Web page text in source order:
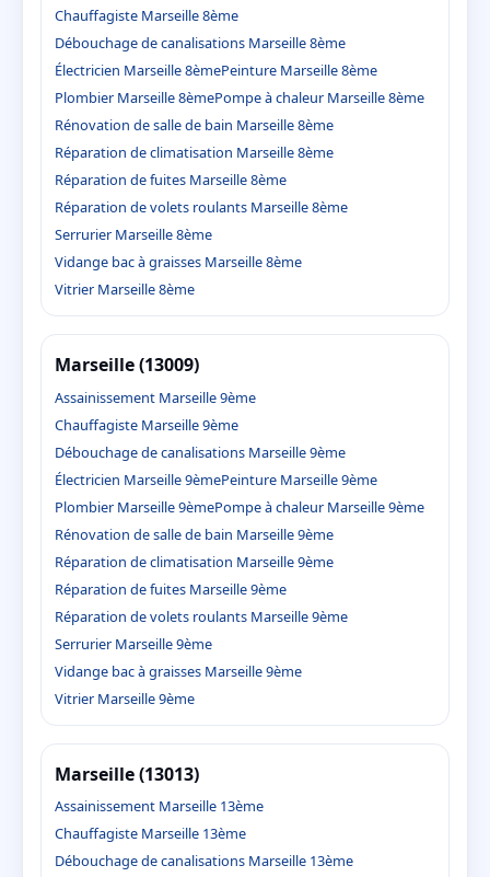
Chauffagiste Marseille 8ème
Débouchage de canalisations Marseille 8ème
Électricien Marseille 8èmePeinture Marseille 8ème
Plombier Marseille 8èmePompe à chaleur Marseille 8ème
Rénovation de salle de bain Marseille 8ème
Réparation de climatisation Marseille 8ème
Réparation de fuites Marseille 8ème
Réparation de volets roulants Marseille 8ème
Serrurier Marseille 8ème
Vidange bac à graisses Marseille 8ème
Vitrier Marseille 8ème
Marseille (13009)
Assainissement Marseille 9ème
Chauffagiste Marseille 9ème
Débouchage de canalisations Marseille 9ème
Électricien Marseille 9èmePeinture Marseille 9ème
Plombier Marseille 9èmePompe à chaleur Marseille 9ème
Rénovation de salle de bain Marseille 9ème
Réparation de climatisation Marseille 9ème
Réparation de fuites Marseille 9ème
Réparation de volets roulants Marseille 9ème
Serrurier Marseille 9ème
Vidange bac à graisses Marseille 9ème
Vitrier Marseille 9ème
Marseille (13013)
Assainissement Marseille 13ème
Chauffagiste Marseille 13ème
Débouchage de canalisations Marseille 13ème